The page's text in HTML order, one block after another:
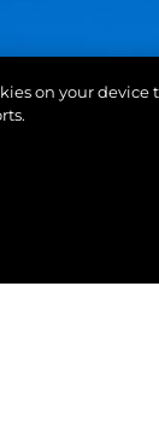
on your device